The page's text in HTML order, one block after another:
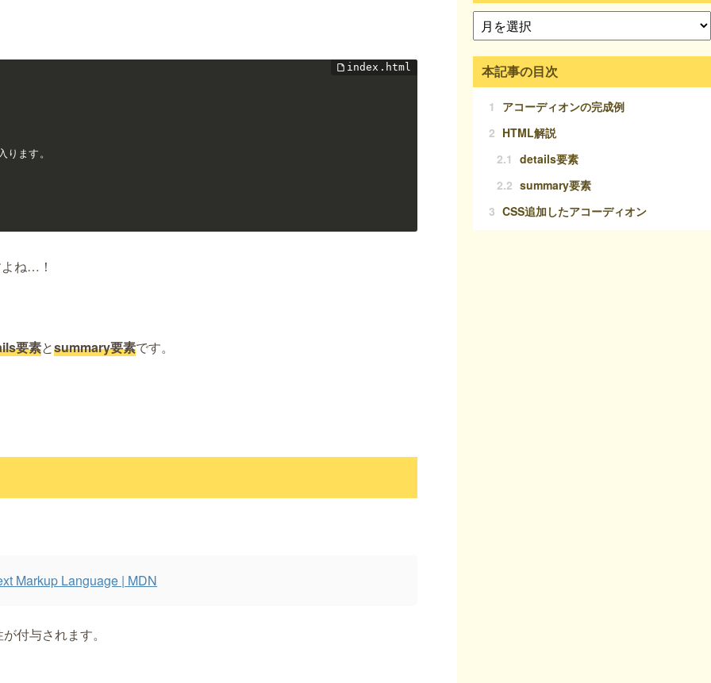
ます。
ね…！
要素とsummary要素です。
Markup Language | MDN
付与されます。
本記事の目次
1
アコーディオンの完成例
2 HTML解説
2.1 details要素
2.2 summary要素
3 CSS追加したアコーディオン